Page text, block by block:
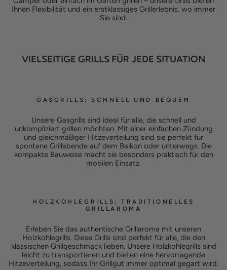
Ihnen Flexibilität und ein erstklassiges Grillerlebnis, wo immer
Sie sind.
VIELSEITIGE GRILLS FÜR JEDE SITUATION
GASGRILLS: SCHNELL UND BEQUEM
Unsere Gasgrills sind ideal für alle, die schnell und
unkompliziert grillen möchten. Mit einer einfachen Zündung
und gleichmäßiger Hitzeverteilung sind sie perfekt für
spontane Grillabende auf dem Balkon oder unterwegs. Die
kompakte Bauweise macht sie besonders praktisch für den
mobilen Einsatz.
HOLZKOHLEGRILLS: TRADITIONELLES
GRILLAROMA
Erleben Sie das authentische Grillaroma mit unseren
Holzkohlegrills. Diese Grills sind perfekt für alle, die den
klassischen Grillgeschmack lieben. Unsere Holzkohlegrills sind
leicht zu transportieren und bieten eine hervorragende
Hitzeverteilung, sodass Ihr Grillgut immer optimal gegart wird.